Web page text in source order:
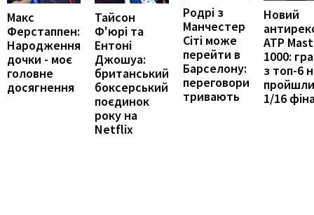
Макс
Ферстаппен:
Народження
дочки - моє
головне
досягнення
Тайсон
Ф'юрі та
Ентоні
Джошуа:
британський
боксерський
поєдинок
року на
Netflix
Родрі з
Манчестер
Сіті може
перейти в
Барселону:
переговори
тривають
Новий
ATP
1000:
з топ-6
1/16